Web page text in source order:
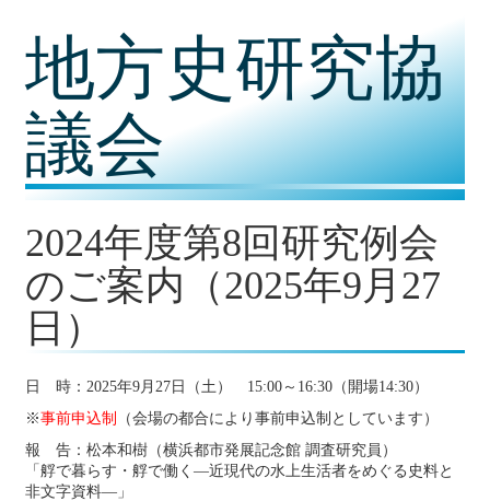
地方史研究協
議会
2024年度第8回研究例会
のご案内（2025年9月27
日）
日 時：2025年9月27日（土） 15:00～16:30（開場14:30）
※事前申込制
（会場の都合により事前申込制としています）
報 告：松本和樹（横浜都市発展記念館 調査研究員）
「艀で暮らす・艀で働く―近現代の水上生活者をめぐる史料と
非文字資料―」